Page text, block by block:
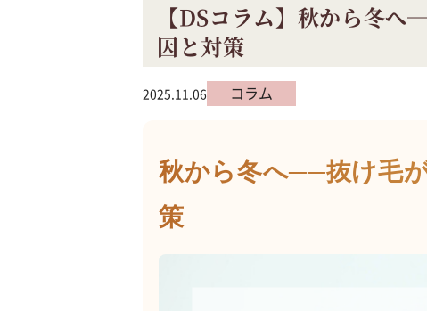
【DSコラム】秋から冬
因と対策
2025.11.06 コラム
秋から冬へ──抜け毛
策